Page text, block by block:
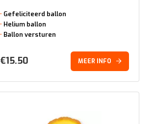
Gefeliciteerd ballon
Helium ballon
Ballon versturen
€15.50 MEER INFO